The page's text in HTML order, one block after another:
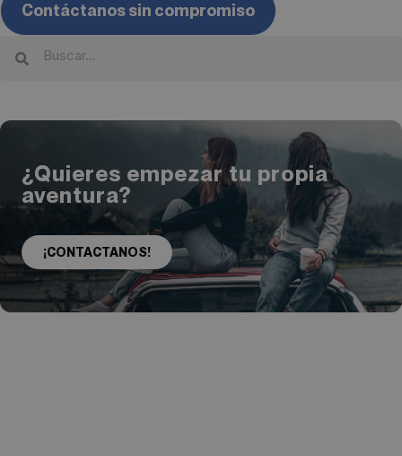
Contáctanos sin compromiso
¿Quieres empezar tu propia
aventura?
¡CONTACTANOS!